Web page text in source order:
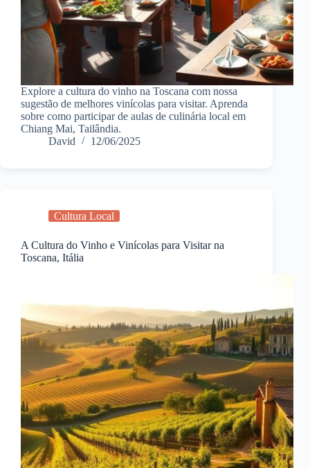
Explore a cultura do vinho na Toscana com nossa
sugestão de melhores vinícolas para visitar. Aprenda
sobre como participar de aulas de culinária local em
Chiang Mai, Tailândia.
David
12/06/2025
Cultura Local
A Cultura do Vinho e Vinícolas para Visitar na
Toscana, Itália